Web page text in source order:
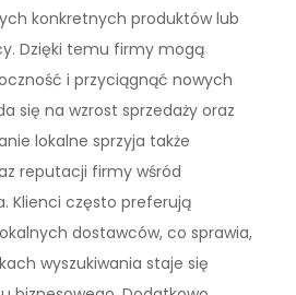
konkretnych produktów lub
Dzięki temu firmy mogą
i przyciągnąć nowych
się na wzrost sprzedaży oraz
lokalne sprzyja także
reputacji firmy wśród
Klienci często preferują
dostawców, co sprawia,
wyszukiwania staje się